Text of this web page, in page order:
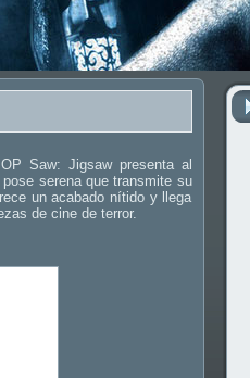
Saw: Jigsaw presenta al
serena que transmite su
un acabado nítido y llega
de cine de terror.